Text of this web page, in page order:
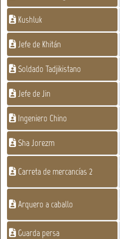
Kushluk
Jefe de Khitán
Soldado Tadjikistano
Jefe de Jin
Ingeniero Chino
Sha Jorezm
Carreta de mercancías 2
Arquero a caballo
Guarda persa